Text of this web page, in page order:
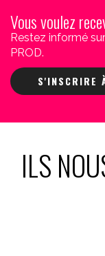
Vous voulez
Restez informé
PROD.
S'INSCRIRE
ILS